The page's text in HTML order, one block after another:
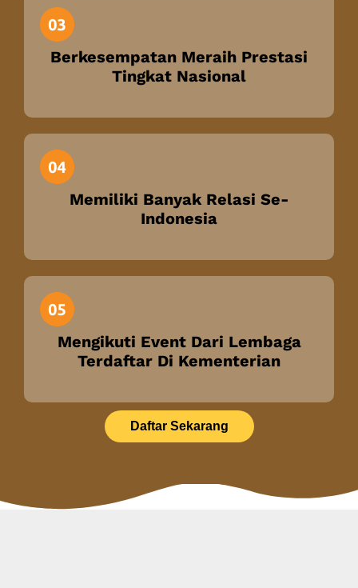
Berkesempatan Meraih Prestasi
Tingkat Nasional
Memiliki Banyak Relasi Se-
Indonesia
Mengikuti Event Dari Lembaga
Terdaftar Di Kementerian
Daftar Sekarang